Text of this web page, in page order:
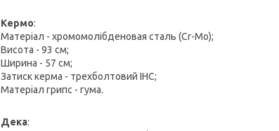
Кермо:
Матеріал - хромомолібденовая сталь (Cr-Mo);
Висота - 93 см;
Ширина - 57 см;
Затиск керма - трехболтовий IHC;
Матеріал грипс - гума.
Дека: